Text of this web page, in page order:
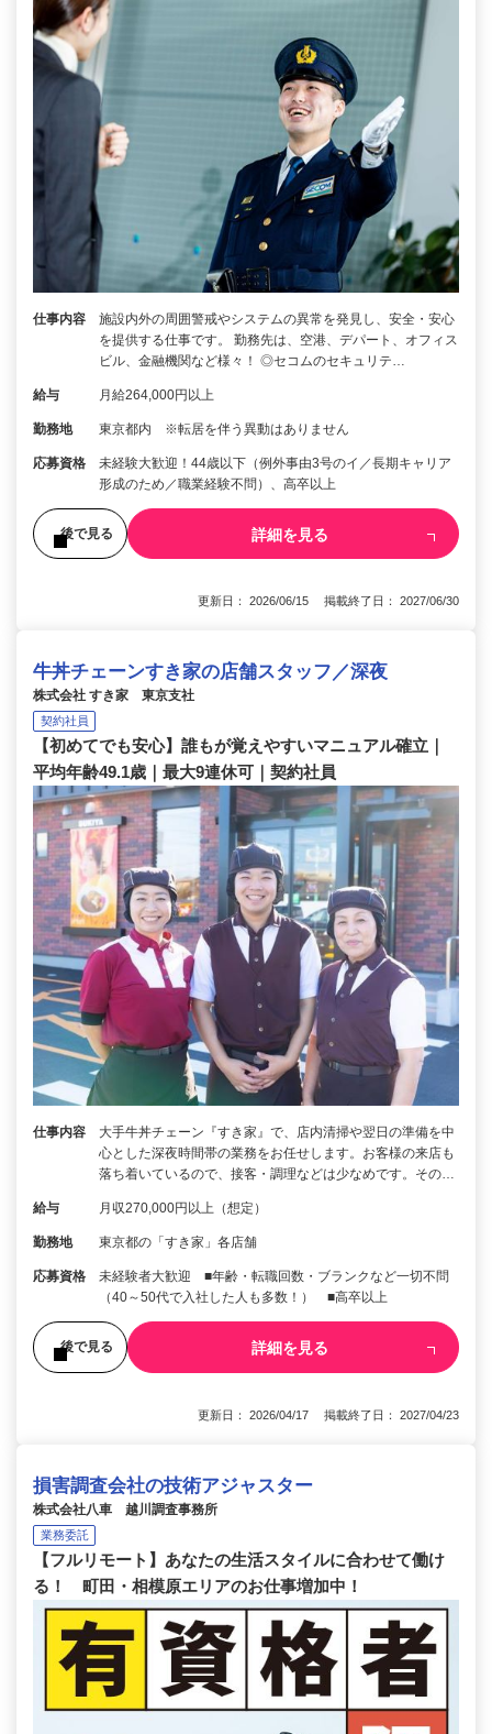
仕事内容
施設内外の周囲警戒やシステムの異常を発見し、安全・安心
を提供する仕事です。 勤務先は、空港、デパート、オフィス
ビル、金融機関など様々！ ◎セコムのセキュリテ…
給与 月給264,000円以上
勤務地 東京都内 ※転居を伴う異動はありません
応募資格
未経験大歓迎！44歳以下（例外事由3号のイ／長期キャリア
形成のため／職業経験不問）、高卒以上
後で見る 詳細を見る
更新日： 2026/06/15 掲載終了日： 2027/06/30
牛丼チェーンすき家の店舗スタッフ／深夜
株式会社 すき家 東京支社
契約社員
【初めてでも安心】誰もが覚えやすいマニュアル確立｜
平均年齢49.1歳｜最大9連休可｜契約社員
仕事内容
大手牛丼チェーン『すき家』で、店内清掃や翌日の準備を中
心とした深夜時間帯の業務をお任せします。お客様の来店も
落ち着いているので、接客・調理などは少なめです。その…
給与 月収270,000円以上（想定）
勤務地 東京都の「すき家」各店舗
応募資格
未経験者大歓迎 ■年齢・転職回数・ブランクなど一切不問
（40～50代で入社した人も多数！） ■高卒以上
後で見る 詳細を見る
更新日： 2026/04/17 掲載終了日： 2027/04/23
損害調査会社の技術アジャスター
株式会社八車 越川調査事務所
業務委託
【フルリモート】あなたの生活スタイルに合わせて働け
る！ 町田・相模原エリアのお仕事増加中！